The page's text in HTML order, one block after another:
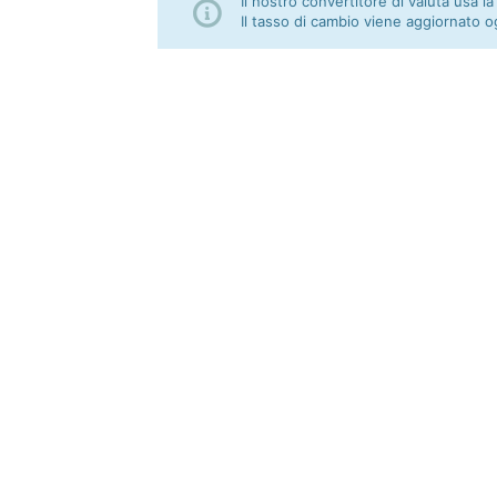
Il tasso di cambio viene aggiornato